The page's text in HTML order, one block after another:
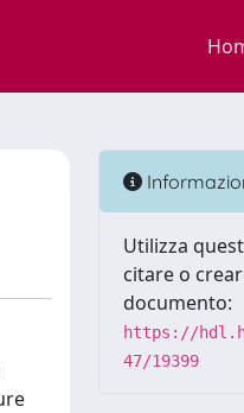
Utilizza
citare o
documento:
https://
47/19399